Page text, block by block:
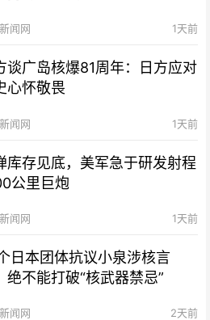
闻网 1天前
谈广岛核爆81周年：日方应对
心怀敬畏
闻网 1天前
库存见底，美军急于研发射程
公里巨炮
闻网 1天前
日本团体抗议小泉涉核言
绝不能打破“核武器禁忌”
闻网 2天前